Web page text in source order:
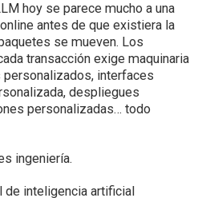
hoy se parece mucho a una
antes de que existiera la
se mueven. Los
transacción exige maquinaria
interfaces
despliegues
personalizadas… todo
ingeniería.
de inteligencia artificial